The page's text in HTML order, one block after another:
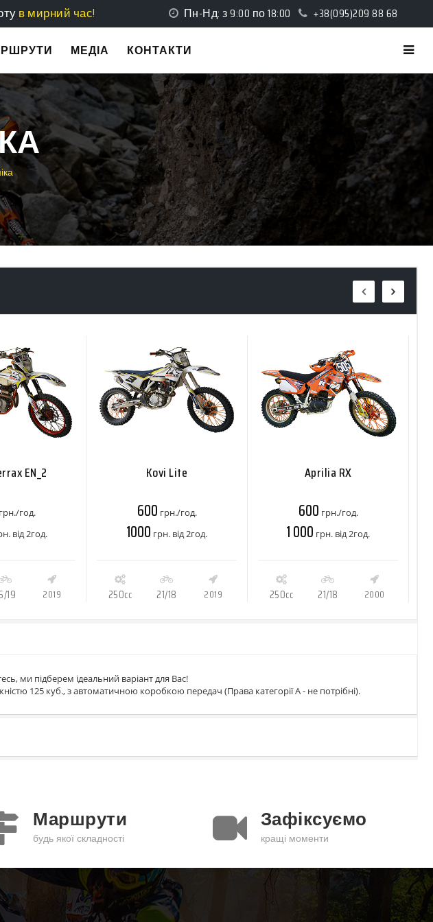
в мирний час! Пн-Нд: з 9:00 по 18:00 +38(095)209 88 68
МЕДІА КОНТАКТИ
EN_2
грн./год.
від 2год.
19 2019
Kovi Lite
600 грн./год.
1000 грн. від 2год.
250cc 21/18 2019
Aprilia RX
600 грн./год.
1 000 грн. від 2год.
250cc 21/18 2000
ми підберем ідеальний варіант для Вас!
125 куб., з автоматичною коробкою передач (Права категорії А - не потрібні).
Маршрути
будь якої складності
Зафіксуємо
кращі моменти